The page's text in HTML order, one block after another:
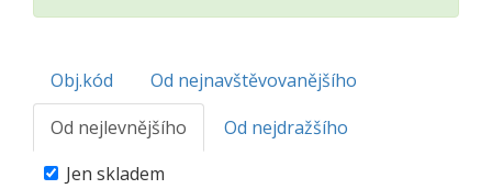
Obj.kód
Od nejnavštěvovanějšího
Od nejlevnějšího
Od nejdražšího
Jen skladem